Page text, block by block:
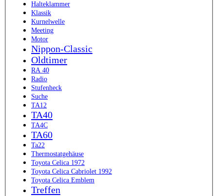
Halteklammer
Klassik
Kurnelwelle
Meeting
Motor
Nippon-Classic
Oldtimer
RA 40
Radio
Stufenheck
Suche
TA12
TA40
TA4C
TA60
Ta22
Thermostatgehäuse
Toyota Celica 1972
Toyota Celica Cabriolet 1992
Toyota Celica Emblem
Treffen